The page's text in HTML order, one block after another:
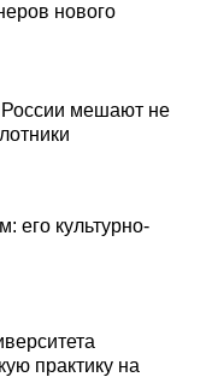
нового
России мешают не
его культурно-
практику на